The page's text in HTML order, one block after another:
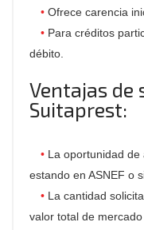
Ofrece carencia
Para créditos
débito.
Ventajas de
Suitaprest:
La oportunidad
estando en ASNEF o
La cantidad
valor total de